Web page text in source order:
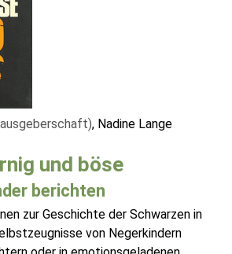
, Nadine Lange
und böse
berichten
zur Geschichte der Schwarzen in
von Negerkindern